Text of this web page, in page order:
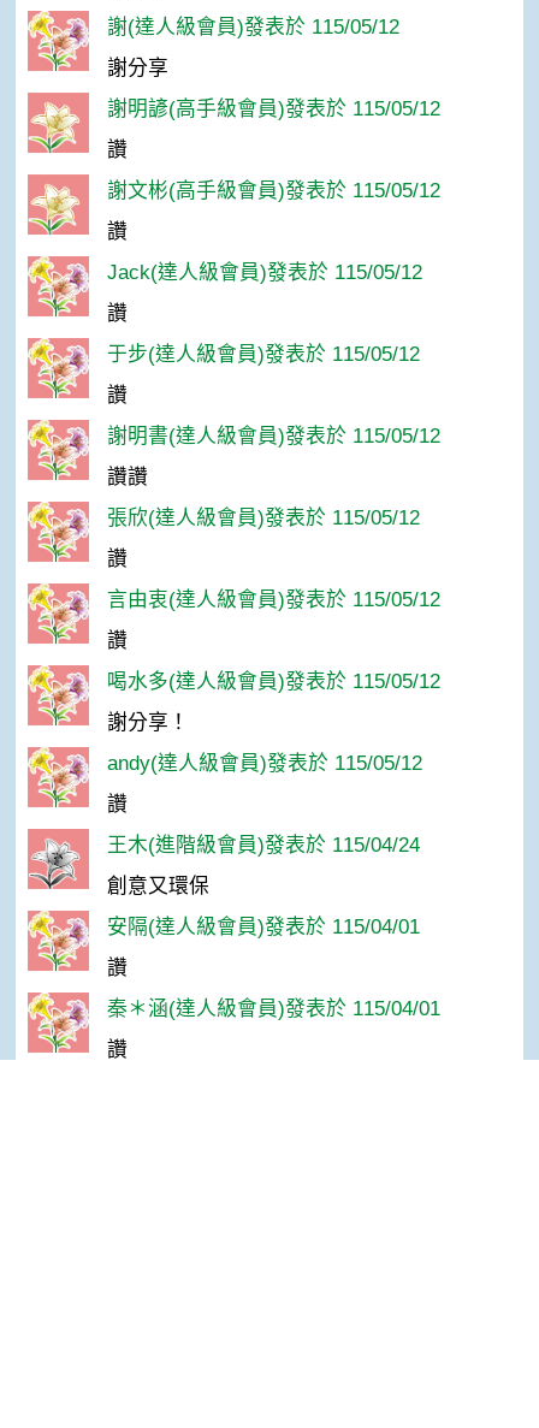
謝(達人級會員)發表於 115/05/12
謝分享
謝明諺(高手級會員)發表於 115/05/12
讚
謝文彬(高手級會員)發表於 115/05/12
讚
Jack(達人級會員)發表於 115/05/12
讚
于步(達人級會員)發表於 115/05/12
讚
謝明書(達人級會員)發表於 115/05/12
讚讚
張欣(達人級會員)發表於 115/05/12
讚
言由衷(達人級會員)發表於 115/05/12
讚
喝水多(達人級會員)發表於 115/05/12
謝分享！
andy(達人級會員)發表於 115/05/12
讚
王木(進階級會員)發表於 115/04/24
創意又環保
安隔(達人級會員)發表於 115/04/01
讚
秦＊涵(達人級會員)發表於 115/04/01
讚